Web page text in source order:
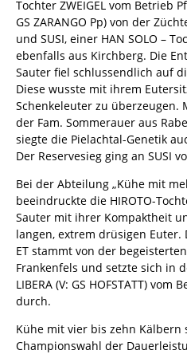
Tochter ZWEIGEL vom Betrieb
GS ZARANGO Pp) von der
und SUSI, einer HAN SOLO –
ebenfalls aus Kirchberg. Die
Sauter fiel schlussendlich auf
Diese wusste mit ihrem
Schenkeleuter zu überzeugen.
der Fam. Sommerauer aus
siegte die Pielachtal-Genetik
Der Reservesieg ging an SUSI
Bei der Abteilung „Kühe mit
beeindruckte die HIROTO-
Sauter mit ihrer Kompaktheit
langen, extrem drüsigen Euter.
ET stammt von der
Frankenfels und setzte sich in
LIBERA (V: GS HOFSTATT)
durch.
Kühe mit vier bis zehn
Championswahl der